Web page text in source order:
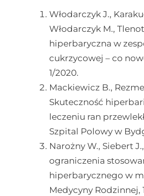
Włodarczyk J.,
Włodarczyk M.,
hiperbaryczna w
cukrzycowej – co
1/2020.
Mackiewicz B.,
Skuteczność
leczeniu ran
Szpital Polowy w
Narożny W., Siebert
ograniczenia
hiperbarycznego w
Medycyny Rodzinnej,